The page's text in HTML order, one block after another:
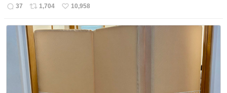
返
37
リ
ス
ト
数
1,704
い
ね
10,958